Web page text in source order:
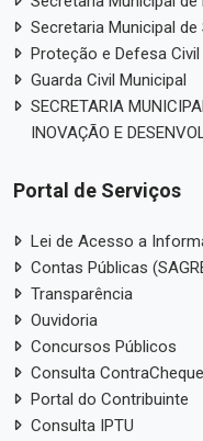
Secretaria Municipal de
Proteção e Defesa Civil
Guarda Civil Municipal
SECRETARIA
INOVAÇÃO E
Portal de Serviços
Lei de Acesso a
Contas Públicas
Transparência
Ouvidoria
Concursos Públicos
Consulta ContraCheque
Portal do Contribuinte
Consulta IPTU